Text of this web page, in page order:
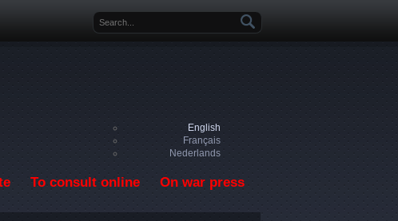
Search form
English
Français
Nederlands
To consult online On war press